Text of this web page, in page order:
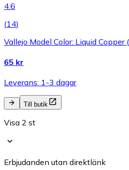
4.6
(14)
Vallejo Model Color: Liquid Copper
65 kr
Leverans: 1-3 dagar
Till butik
Visa 2 st
Erbjudanden utan direktlänk